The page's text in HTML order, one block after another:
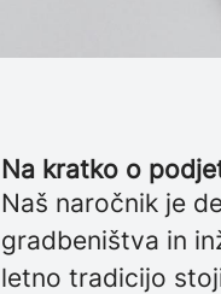
Na kratko o
Naš naročnik je
gradbeništva in
letno tradicijo